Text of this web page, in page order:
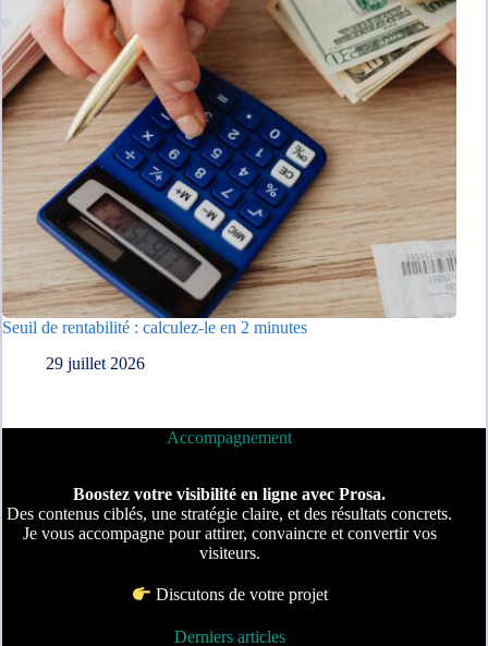
Seuil de rentabilité : calculez-le en 2 minutes
29 juillet 2026
Accompagnement
Boostez votre visibilité en ligne avec Prosa.
Des contenus ciblés, une stratégie claire, et des résultats concrets.
Je vous accompagne pour attirer, convaincre et convertir vos
visiteurs.
Discutons de votre projet
Derniers articles